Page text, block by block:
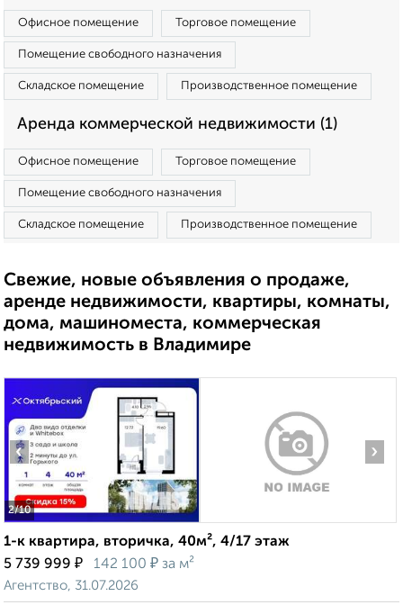
Офисное помещение Торговое помещение
Помещение свободного назначения
Складское помещение Производственное помещение
Аренда коммерческой недвижимости (1)
Офисное помещение Торговое помещение
Помещение свободного назначения
Складское помещение Производственное помещение
Свежие, новые объявления о продаже,
аренде недвижимости, квартиры, комнаты,
дома, машиноместа, коммерческая
недвижимость в Владимире
2/10
‹ ›
1-к квартира, вторичка, 40м², 4/17 этаж
5 739 999 ₽ 142 100 ₽ за м²
Агентство, 31.07.2026